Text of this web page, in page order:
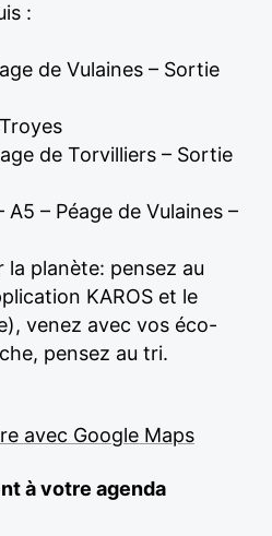
:
de Vulaines – Sortie
de Torvilliers – Sortie
A5 – Péage de Vulaines –
planète: pensez au
KAROS et le
venez avec vos éco-
pensez au tri.
avec Google Maps
à votre agenda